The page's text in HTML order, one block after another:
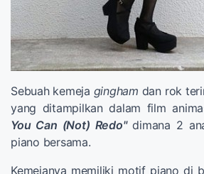
Sebuah kemeja gingham dan rok
yang ditampilkan dalam film
You Can (Not) Redo"dimana 2
piano bersama.
Kemejanya memiliki motif piano di